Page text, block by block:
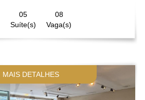
05
Suíte(s)
08
Vaga(s)
MAIS DETALHES